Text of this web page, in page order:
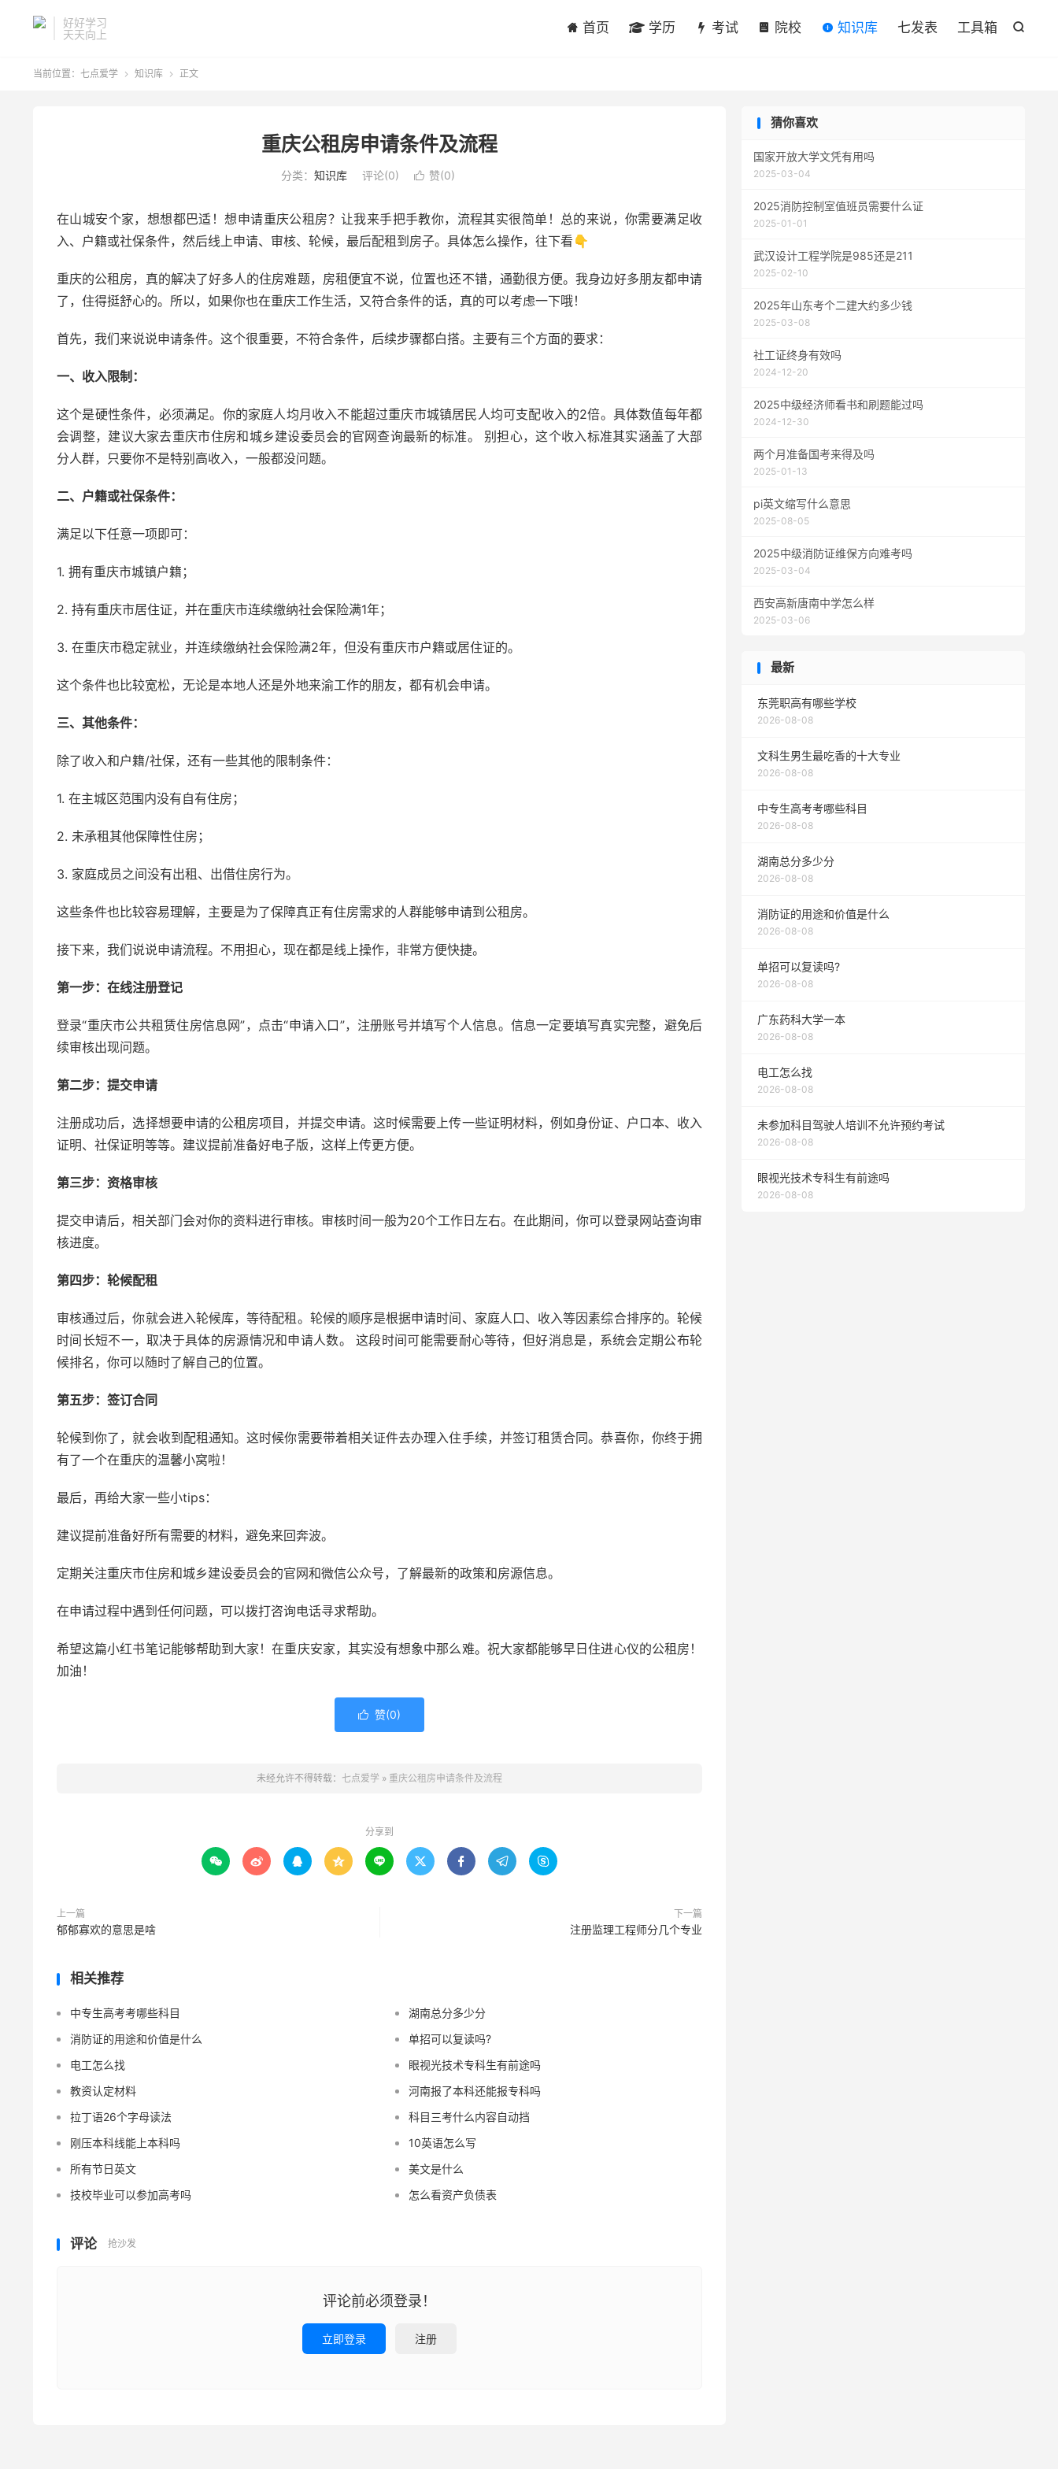
好好学习
天天向上

首页 学历 考试 院校 知识库 七发表 工具箱
当前位置： 七点爱学  知识库  正文
重庆公租房申请条件及流程
分类： 知识库 评论(0)  赞(0)
在山城安个家，想想都巴适！想申请重庆公租房？让我来手把手教你，流程其实很简单！总的来说，你需要满足收
入、户籍或社保条件，然后线上申请、审核、轮候，最后配租到房子。具体怎么操作，往下看👇
重庆的公租房，真的解决了好多人的住房难题，房租便宜不说，位置也还不错，通勤很方便。我身边好多朋友都申请
了，住得挺舒心的。所以，如果你也在重庆工作生活，又符合条件的话，真的可以考虑一下哦！
首先，我们来说说申请条件。这个很重要，不符合条件，后续步骤都白搭。主要有三个方面的要求：
一、收入限制：
这个是硬性条件，必须满足。你的家庭人均月收入不能超过重庆市城镇居民人均可支配收入的2倍。具体数值每年都
会调整，建议大家去重庆市住房和城乡建设委员会的官网查询最新的标准。 别担心，这个收入标准其实涵盖了大部
分人群，只要你不是特别高收入，一般都没问题。
二、户籍或社保条件：
满足以下任意一项即可：
1. 拥有重庆市城镇户籍；
2. 持有重庆市居住证，并在重庆市连续缴纳社会保险满1年；
3. 在重庆市稳定就业，并连续缴纳社会保险满2年，但没有重庆市户籍或居住证的。
这个条件也比较宽松，无论是本地人还是外地来渝工作的朋友，都有机会申请。
三、其他条件：
除了收入和户籍/社保，还有一些其他的限制条件：
1. 在主城区范围内没有自有住房；
2. 未承租其他保障性住房；
3. 家庭成员之间没有出租、出借住房行为。
这些条件也比较容易理解，主要是为了保障真正有住房需求的人群能够申请到公租房。
接下来，我们说说申请流程。不用担心，现在都是线上操作，非常方便快捷。
第一步：在线注册登记
登录“重庆市公共租赁住房信息网”，点击“申请入口”，注册账号并填写个人信息。信息一定要填写真实完整，避免后
续审核出现问题。
第二步：提交申请
注册成功后，选择想要申请的公租房项目，并提交申请。这时候需要上传一些证明材料，例如身份证、户口本、收入
证明、社保证明等等。建议提前准备好电子版，这样上传更方便。
第三步：资格审核
提交申请后，相关部门会对你的资料进行审核。审核时间一般为20个工作日左右。在此期间，你可以登录网站查询审
核进度。
第四步：轮候配租
审核通过后，你就会进入轮候库，等待配租。轮候的顺序是根据申请时间、家庭人口、收入等因素综合排序的。轮候
时间长短不一，取决于具体的房源情况和申请人数。 这段时间可能需要耐心等待，但好消息是，系统会定期公布轮
候排名，你可以随时了解自己的位置。
第五步：签订合同
轮候到你了，就会收到配租通知。这时候你需要带着相关证件去办理入住手续，并签订租赁合同。恭喜你，你终于拥
有了一个在重庆的温馨小窝啦！
最后，再给大家一些小tips：
建议提前准备好所有需要的材料，避免来回奔波。
定期关注重庆市住房和城乡建设委员会的官网和微信公众号，了解最新的政策和房源信息。
在申请过程中遇到任何问题，可以拨打咨询电话寻求帮助。
希望这篇小红书笔记能够帮助到大家！在重庆安家，其实没有想象中那么难。祝大家都能够早日住进心仪的公租房！
加油！
 赞(0)
未经允许不得转载： 七点爱学 » 重庆公租房申请条件及流程
分享到
        
上一篇
郁郁寡欢的意思是啥
下一篇
注册监理工程师分几个专业
相关推荐
中专生高考考哪些科目
湖南总分多少分
消防证的用途和价值是什么
单招可以复读吗?
电工怎么找
眼视光技术专科生有前途吗
教资认定材料
河南报了本科还能报专科吗
拉丁语26个字母读法
科目三考什么内容自动挡
刚压本科线能上本科吗
10英语怎么写
所有节日英文
美文是什么
技校毕业可以参加高考吗
怎么看资产负债表
评论 抢沙发
评论前必须登录！
立即登录 注册
猜你喜欢
国家开放大学文凭有用吗
2025-03-04
2025消防控制室值班员需要什么证
2025-01-01
武汉设计工程学院是985还是211
2025-02-10
2025年山东考个二建大约多少钱
2025-03-08
社工证终身有效吗
2024-12-20
2025中级经济师看书和刷题能过吗
2024-12-30
两个月准备国考来得及吗
2025-01-13
pi英文缩写什么意思
2025-08-05
2025中级消防证维保方向难考吗
2025-03-04
西安高新唐南中学怎么样
2025-03-06
最新
东莞职高有哪些学校
2026-08-08
文科生男生最吃香的十大专业
2026-08-08
中专生高考考哪些科目
2026-08-08
湖南总分多少分
2026-08-08
消防证的用途和价值是什么
2026-08-08
单招可以复读吗?
2026-08-08
广东药科大学一本
2026-08-08
电工怎么找
2026-08-08
未参加科目驾驶人培训不允许预约考试
2026-08-08
眼视光技术专科生有前途吗
2026-08-08